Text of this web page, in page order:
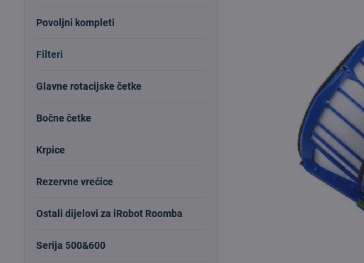
Povoljni kompleti
Filteri
Glavne rotacijske četke
Bočne četke
Krpice
Rezervne vrećice
Ostali dijelovi za iRobot Roomba
Serija 500&600